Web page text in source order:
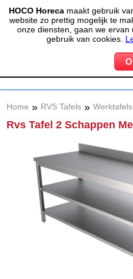
HOCO Horecamaakt gebruik
website zo prettig mogelijk te
onze diensten, gaan we
gebruik van cookies.
(020) 497 6325
MIJN ACCOUNT 0
Home » RVS Tafels » Werktafels
Rvs Tafel 2 Schappen